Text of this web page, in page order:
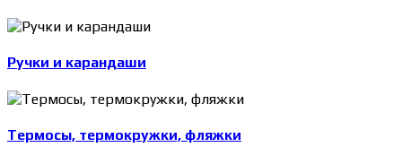
Ручки и карандаши
Термосы, термокружки, фляжки